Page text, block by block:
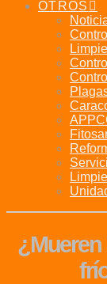
OTROS
¿Mueren